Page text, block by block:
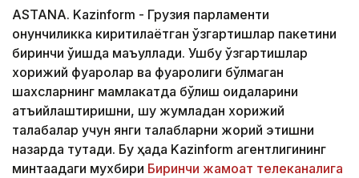
ASTANA. Kazinform - Грузия парламенти
қонунчиликка киритилаётган ўзгартишлар пакетини
биринчи ўқишда маъқуллади. Ушбу ўзгартишлар
хорижий фуқаролар ва фуқаролиги бўлмаган
шахсларнинг мамлакатда бўлиш қоидаларини
қатъийлаштиришни, шу жумладан хорижий
талабалар учун янги талабларни жорий этишни
назарда тутади. Бу ҳақда Kazinform агентлигининг
минтақадаги мухбири Биринчи жамоат телеканалига